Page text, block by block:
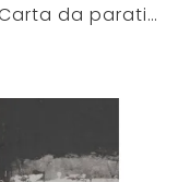
Le nostre composizioni con Carta da parati vinilica ben si inseriscono in ogni sorta di stanza, poiché abbinano alla perfezione doti di valore ...